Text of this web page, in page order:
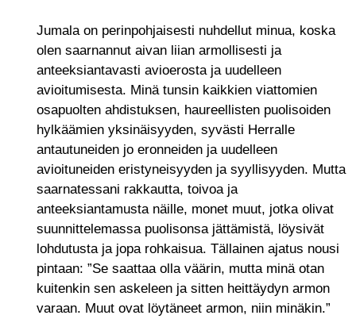
Jumala on perinpohjaisesti nuhdellut minua, koska
olen saarnannut aivan liian armollisesti ja
anteeksiantavasti avioerosta ja uudelleen
avioitumisesta. Minä tunsin kaikkien viattomien
osapuolten ahdistuksen, haureellisten puolisoiden
hylkäämien yksinäisyyden, syvästi Herralle
antautuneiden jo eronneiden ja uudelleen
avioituneiden eristyneisyyden ja syyllisyyden. Mutta
saarnatessani rakkautta, toivoa ja
anteeksiantamusta näille, monet muut, jotka olivat
suunnittelemassa puolisonsa jättämistä, löysivät
lohdutusta ja jopa rohkaisua. Tällainen ajatus nousi
pintaan: ”Se saattaa olla väärin, mutta minä otan
kuitenkin sen askeleen ja sitten heittäydyn armon
varaan. Muut ovat löytäneet armon, niin minäkin.”